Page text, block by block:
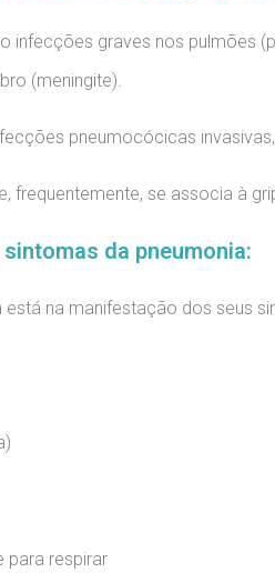
infecções graves nos pulmões
(meningite).
pneumocócicas
frequentemente, se associa à
da pneumonia:
na manifestação dos seus
para respirar